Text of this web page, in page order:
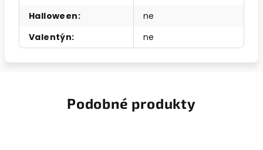
Halloween:
ne
Valentýn: ne
Podobné produkty